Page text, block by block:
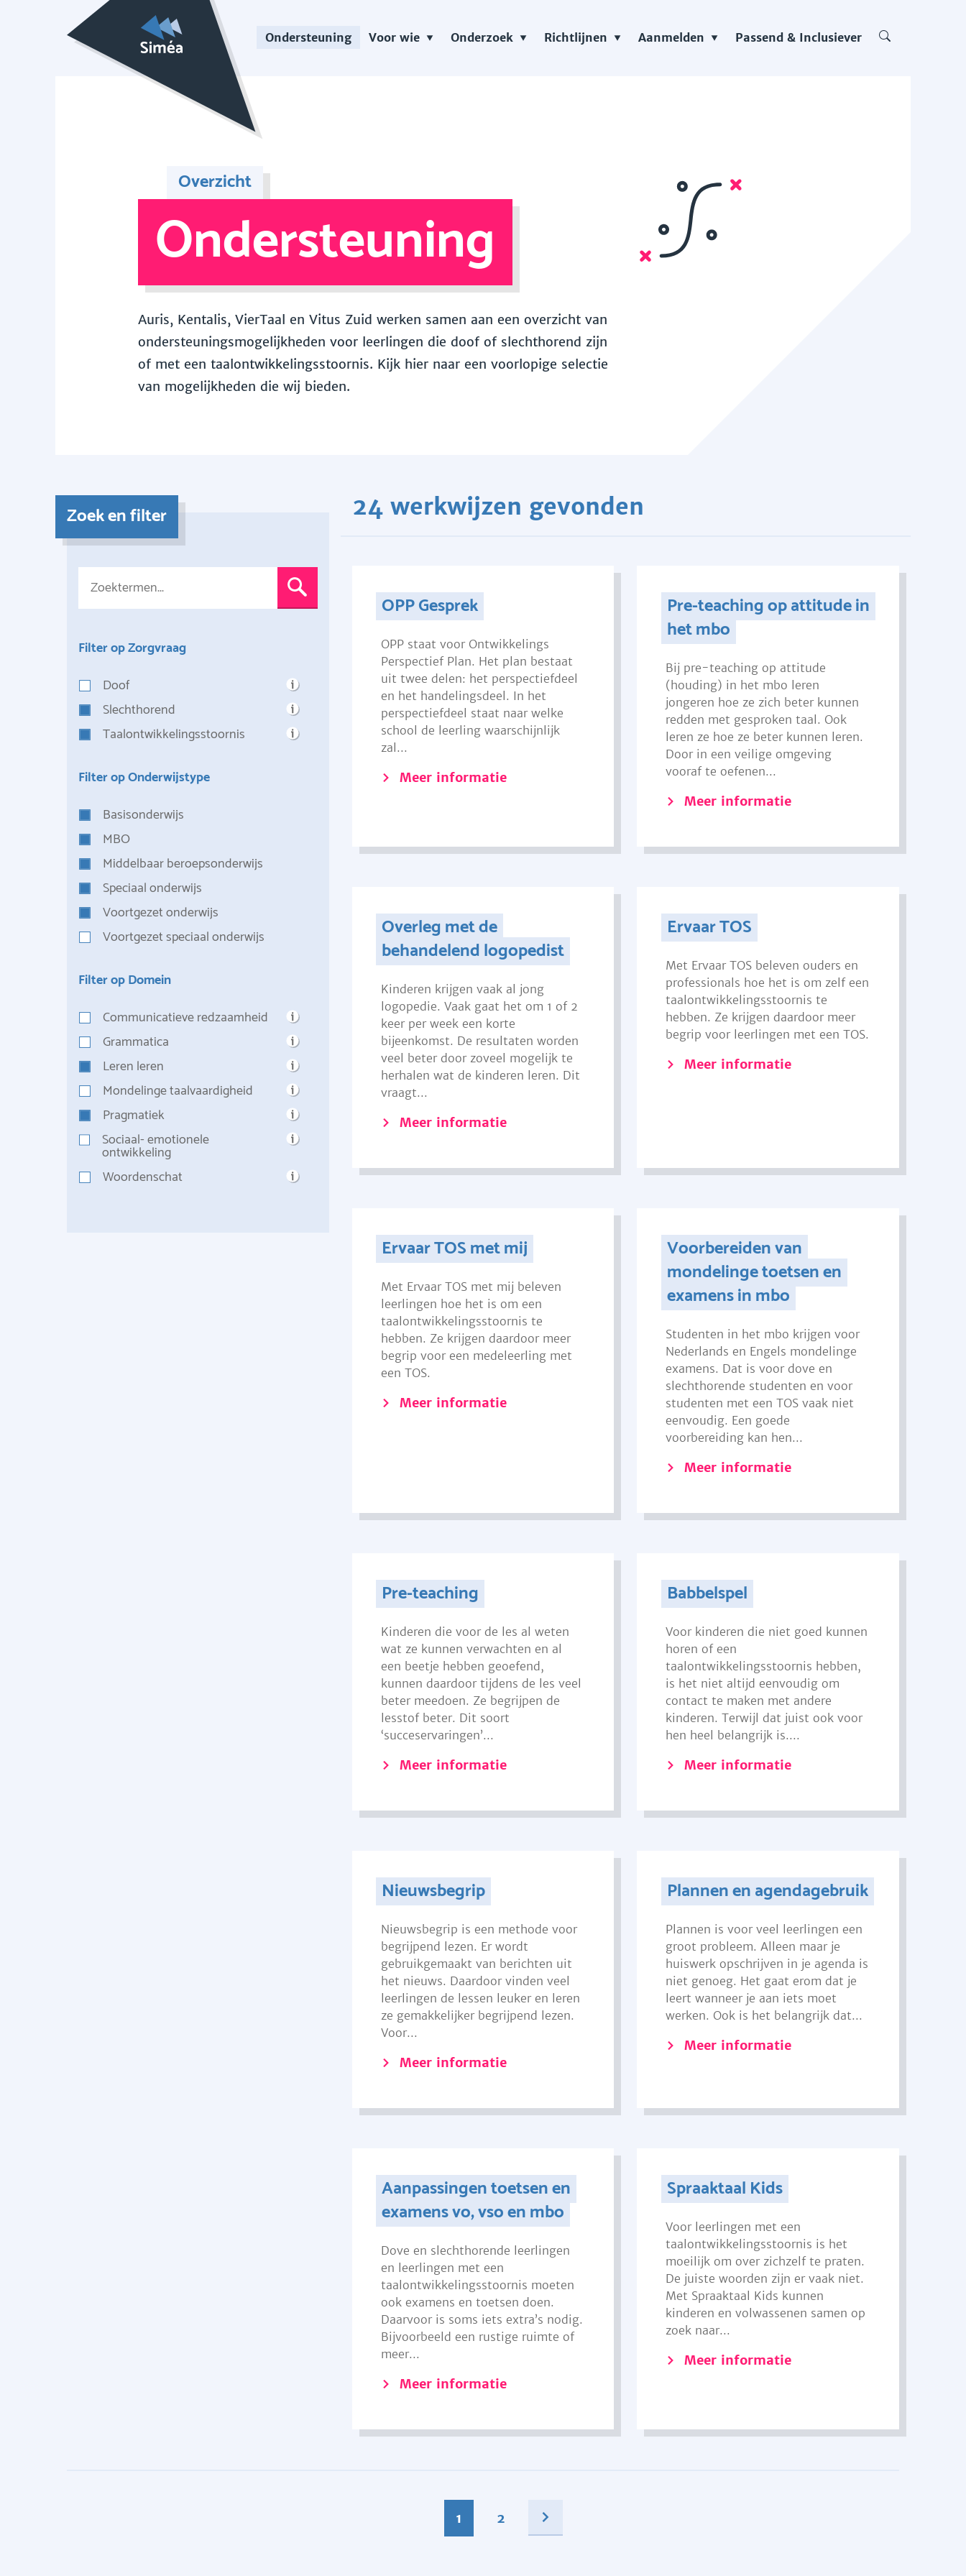
Ondersteuning Voor wie Onderzoek Richtlijnen Aanmelden Passend & Inclusiever
Overzicht
Ondersteuning
Auris, Kentalis, VierTaal en Vitus Zuid werken samen aan een overzicht van
ondersteuningsmogelijkheden voor leerlingen die doof of slechthorend zijn
of met een taalontwikkelingsstoornis. Kijk hier naar een voorlopige selectie
van mogelijkheden die wij bieden.
Zoek en filter
Filter op Zorgvraag
Doof
Slechthorend
Taalontwikkelingsstoornis
Filter op Onderwijstype
Basisonderwijs
MBO
Middelbaar beroepsonderwijs
Speciaal onderwijs
Voortgezet onderwijs
Voortgezet speciaal onderwijs
Filter op Domein
Communicatieve redzaamheid
Grammatica
Leren leren
Mondelinge taalvaardigheid
Pragmatiek
Sociaal- emotionele
ontwikkeling
Woordenschat
24 werkwijzen gevonden
OPP Gesprek
OPP staat voor Ontwikkelings
Perspectief Plan. Het plan bestaat
uit twee delen: het perspectiefdeel
en het handelingsdeel. In het
perspectiefdeel staat naar welke
school de leerling waarschijnlijk
zal...
Meer informatie
Pre-teaching op attitude in
het mbo
Bij pre-teaching op attitude
(houding) in het mbo leren
jongeren hoe ze zich beter kunnen
redden met gesproken taal. Ook
leren ze hoe ze beter kunnen leren.
Door in een veilige omgeving
vooraf te oefenen...
Meer informatie
Overleg met de
behandelend logopedist
Kinderen krijgen vaak al jong
logopedie. Vaak gaat het om 1 of 2
keer per week een korte
bijeenkomst. De resultaten worden
veel beter door zoveel mogelijk te
herhalen wat de kinderen leren. Dit
vraagt...
Meer informatie
Ervaar TOS
Met Ervaar TOS beleven ouders en
professionals hoe het is om zelf een
taalontwikkelingsstoornis te
hebben. Ze krijgen daardoor meer
begrip voor leerlingen met een TOS.
Meer informatie
Ervaar TOS met mij
Met Ervaar TOS met mij beleven
leerlingen hoe het is om een
taalontwikkelingsstoornis te
hebben. Ze krijgen daardoor meer
begrip voor een medeleerling met
een TOS.
Meer informatie
Voorbereiden van
mondelinge toetsen en
examens in mbo
Studenten in het mbo krijgen voor
Nederlands en Engels mondelinge
examens. Dat is voor dove en
slechthorende studenten en voor
studenten met een TOS vaak niet
eenvoudig. Een goede
voorbereiding kan hen...
Meer informatie
Pre-teaching
Kinderen die voor de les al weten
wat ze kunnen verwachten en al
een beetje hebben geoefend,
kunnen daardoor tijdens de les veel
beter meedoen. Ze begrijpen de
lesstof beter. Dit soort
‘succeservaringen’...
Meer informatie
Babbelspel
Voor kinderen die niet goed kunnen
horen of een
taalontwikkelingsstoornis hebben,
is het niet altijd eenvoudig om
contact te maken met andere
kinderen. Terwijl dat juist ook voor
hen heel belangrijk is....
Meer informatie
Nieuwsbegrip
Nieuwsbegrip is een methode voor
begrijpend lezen. Er wordt
gebruikgemaakt van berichten uit
het nieuws. Daardoor vinden veel
leerlingen de lessen leuker en leren
ze gemakkelijker begrijpend lezen.
Voor...
Meer informatie
Plannen en agendagebruik
Plannen is voor veel leerlingen een
groot probleem. Alleen maar je
huiswerk opschrijven in je agenda is
niet genoeg. Het gaat erom dat je
leert wanneer je aan iets moet
werken. Ook is het belangrijk dat...
Meer informatie
Aanpassingen toetsen en
examens vo, vso en mbo
Dove en slechthorende leerlingen
en leerlingen met een
taalontwikkelingsstoornis moeten
ook examens en toetsen doen.
Daarvoor is soms iets extra’s nodig.
Bijvoorbeeld een rustige ruimte of
meer...
Meer informatie
Spraaktaal Kids
Voor leerlingen met een
taalontwikkelingsstoornis is het
moeilijk om over zichzelf te praten.
De juiste woorden zijn er vaak niet.
Met Spraaktaal Kids kunnen
kinderen en volwassenen samen op
zoek naar...
Meer informatie
1 2